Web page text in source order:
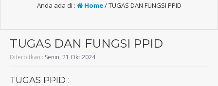
Anda ada di : Home/TUGAS DAN FUNGSI PPID
TUGAS DAN FUNGSI PPID
Diterbitkan : Senin, 21 Okt 2024
TUGAS PPID :